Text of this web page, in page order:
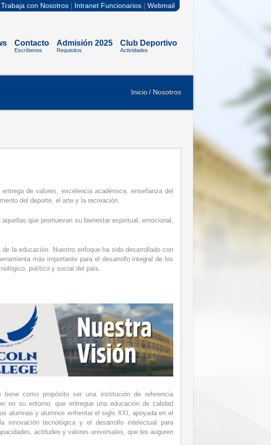
Trabaja con Nosotros| Intranet Funcionarios| Webmail
Contacto
Escríbenos
Admisión 2025
Requisitos
Club Deportivo
Actividades
Inicio/ Nosotros
de valores, excelencia académica, enseñanza del
del deporte, el arte y la recreación.
que promuevan su bienestar espiritual, emocional,
la educación. Nuestro enfoque ha sido desarrollado con
más importante para el desarrollo integral de los
político y social del país.
tiene como propósito ser una institución de referencia
en su entorno, que entregue una educación de calidad
alumnas y alumnos enfrentar el siglo XXI, apoyada en el
innovación tecnológica y el desarrollo intelectual para
actitudes y valores universales, que les auguren